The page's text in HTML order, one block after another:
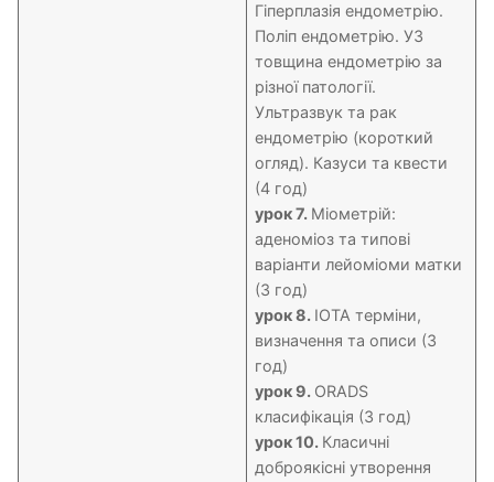
Гіперплазія ендометрію.
Поліп ендометрію. УЗ
товщина ендометрію за
різної патології.
Ультразвук та рак
ендометрію (короткий
огляд). Казуси та квести
(4 год)
урок 7. Міометрій:
аденоміоз та типові
варіанти лейоміоми матки
(3 год)
урок 8. IOTA терміни,
визначення та описи (3
год)
урок 9. ORADS
класифікація (3 год)
урок 10. Класичні
доброякісні утворення